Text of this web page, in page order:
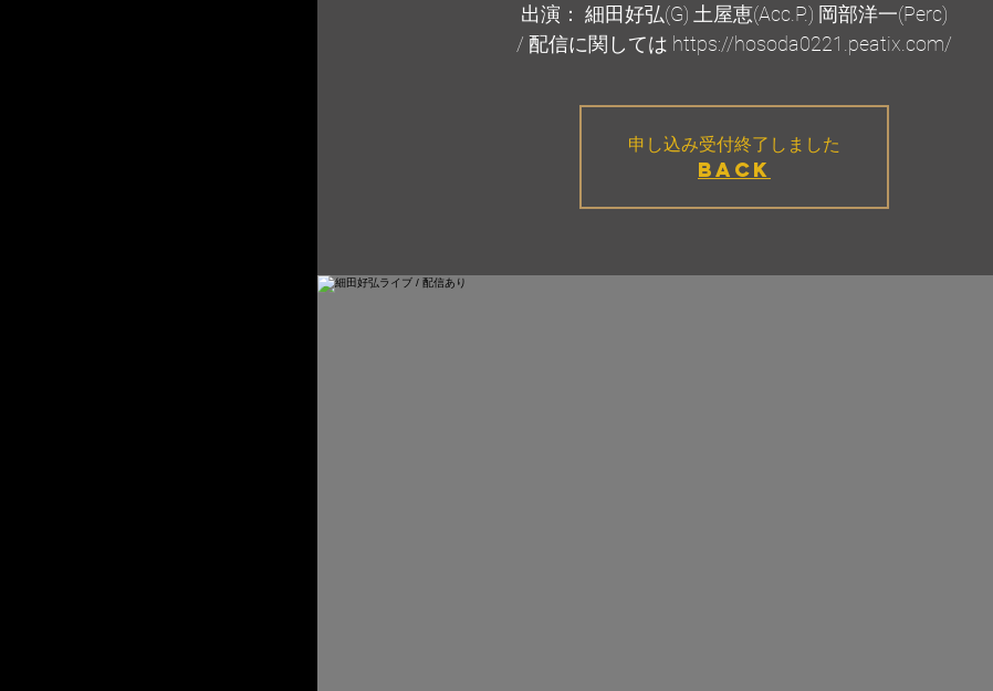
出演： 細田好弘(G) 土屋恵(Acc.P.) 岡部洋一(Perc)
/ 配信に関しては https://hosoda0221.peatix.com/
申し込み受付終了しました
BACK